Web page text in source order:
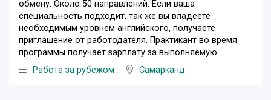
обмену. Около 50 направлений. Если ваша
специальность подходит, так же вы владеете
необходимым уровнем английского, получаете
приглашение от работодателя. Практикант во время
программы получает зарплату за выполняемую ...
Работа за рубежом
Самарканд